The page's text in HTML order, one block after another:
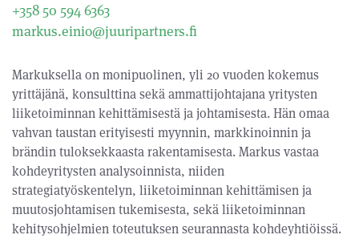
+358 50 594 6363
markus.einio@juuripartners.fi
Markuksella on monipuolinen, yli 20 vuoden kokemus
yrittäjänä, konsulttina sekä ammattijohtajana yritysten
liiketoiminnan kehittämisestä ja johtamisesta. Hän omaa
vahvan taustan erityisesti myynnin, markkinoinnin ja
brändin tuloksekkaasta rakentamisesta. Markus vastaa
kohdeyritysten analysoinnista, niiden
strategiatyöskentelyn, liiketoiminnan kehittämisen ja
muutosjohtamisen tukemisesta, sekä liiketoiminnan
kehitysohjelmien toteutuksen seurannasta kohdeyhtiöissä.